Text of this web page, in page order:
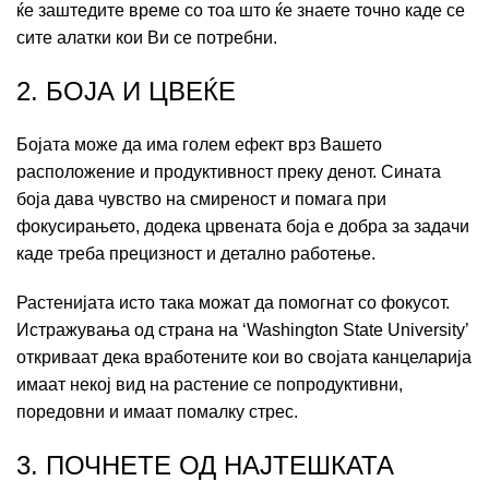
ќе заштедите време со тоа што ќе знаете точно каде се
сите алатки кои Ви се потребни.
2. БОЈА И ЦВЕЌЕ
Бојата може да има голем ефект врз Вашето
расположение и продуктивност преку денот. Сината
боја дава чувство на смиреност и помага при
фокусирањето, додека црвената боја е добра за задачи
каде треба прецизност и детално работење.
Растенијата исто така можат да помогнат со фокусот.
Истражувања од страна на ‘Washington State University’
откриваат дека вработените кои во својата канцеларија
имаат некој вид на растение се попродуктивни,
поредовни и имаат помалку стрес.
3. ПОЧНЕТЕ ОД НАЈТЕШКАТА